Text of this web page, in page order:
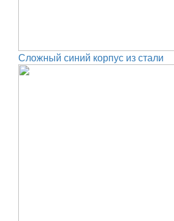
Сложный синий корпус из стали